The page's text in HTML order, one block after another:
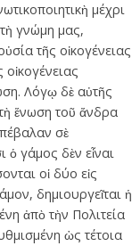
μέχρι
τὴ γνώμη μας,
τῆς οἰκογένειας
Λόγῳ δὲ αὐτῆς
ἕνωση τοῦ ἄνδρα
σὲ
ὁ γάμος δὲν εἶναι
οἱ δύο εἰς
δημιουργεῖται ἡ
ἀπὸ τὴν Πολιτεία
ὡς τέτοια